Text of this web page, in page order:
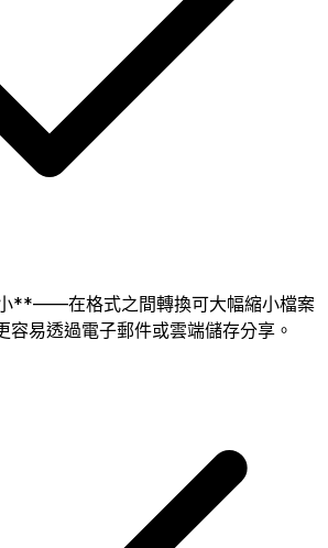
**——在格式之間轉換可大幅縮小檔案
容易透過電子郵件或雲端儲存分享。